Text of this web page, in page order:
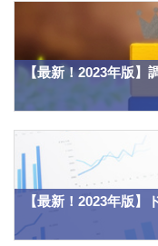
【最新！2023年版】
【最新！2023年版】